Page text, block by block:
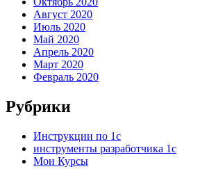
Август 2020
Июль 2020
Май 2020
Апрель 2020
Март 2020
Февраль 2020
Рубрики
Инструкции по 1с
инструменты разработчика 1с
Мои Курсы